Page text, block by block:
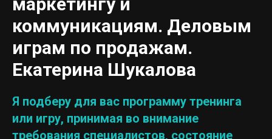
коммуникациям. Деловым
играм по продажам.
Екатерина Шукалова
Я подберу для вас программу тренинга
или игру, принимая во внимание
требования специалистов, состояние